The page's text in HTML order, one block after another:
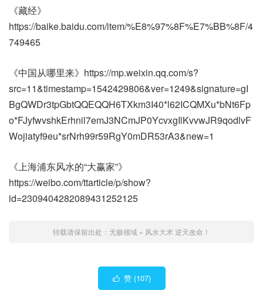
《藏经》
https://baike.baidu.com/item/%E8%97%8F%E7%BB%8F/4
749465
《中国从哪里来》https://mp.weixin.qq.com/s?
src=11&timestamp=1542429806&ver=1249&signature=gI
BgQWDr3tpGbtQQEQQH6TXkm3I40*l62ICQMXu*bNt6Fp
o*FJyfwvshkErhnil7emJ3NCmJP0YcvxgIlKvvwJR9qodlvF
Wojiatyf9eu*srNrh99r59RgY0mDR53rA3&new=1
《上海浦东风水的“大赢家”》
https://weibo.com/ttarticle/p/show?
id=2309404282089431252125
转载请保留出处： 无极领域 » 风水大术 逆天改命！
 赞 (107)